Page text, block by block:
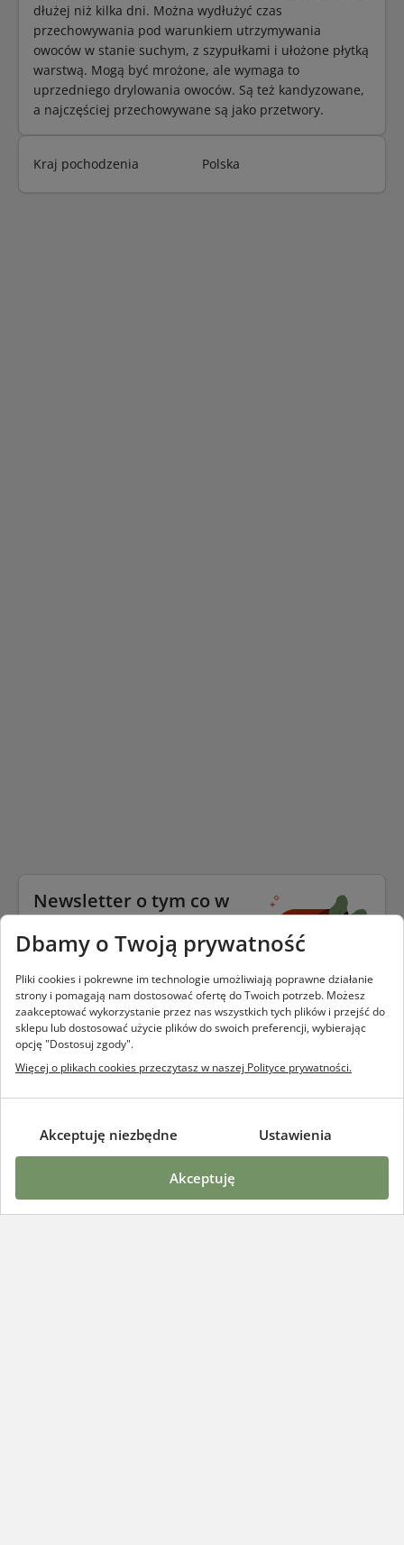
dłużej niż kilka dni. Można wydłużyć czas
przechowywania pod warunkiem utrzymywania
owoców w stanie suchym, z szypułkami i ułożone płytką
warstwą. Mogą być mrożone, ale wymaga to
uprzedniego drylowania owoców. Są też kandyzowane,
a najczęściej przechowywane są jako przetwory.
Kraj pochodzenia Polska
Newsletter o tym co w
Podaj swój email i bądź na bieżąco
piszczy.
zapisz się
Dane przetwarzamy zgodnie zpolityką prywatności
Poznaj szczere pole
Dbamy o Twoją prywatność
Pliki cookies i pokrewne im technologie umożliwiają poprawne działanie
strony i pomagają nam dostosować ofertę do Twoich potrzeb. Możesz
zaakceptować wykorzystanie przez nas wszystkich tych plików i przejść do
sklepu lub dostosować użycie plików do swoich preferencji, wybierając
opcję "Dostosuj zgody".
Więcej o plikach cookies przeczytasz w naszej Polityce prywatności.
akceptuję niezbędne ustawienia
akceptuję